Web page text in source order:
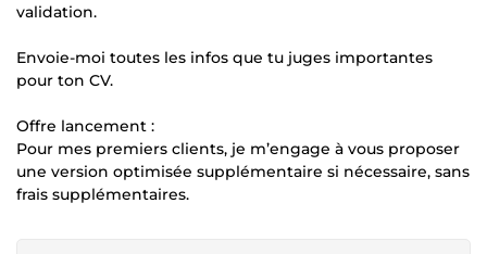
validation.
Envoie-moi toutes les infos que tu juges importantes
pour ton CV.
Offre lancement :
Pour mes premiers clients, je m’engage à vous proposer
une version optimisée supplémentaire si nécessaire, sans
frais supplémentaires.